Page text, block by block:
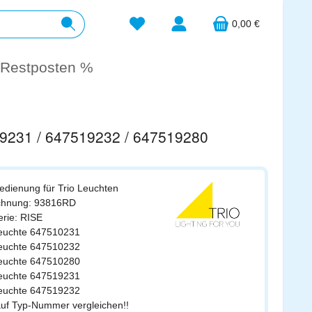
Du hast 0 Produkte auf dem
0,00 €
%
/ 647519232 / 647519280
für Trio Leuchten
93816RD
RISE
647510231
647510232
647510280
647519231
647519232
Typ-Nummer vergleichen!!